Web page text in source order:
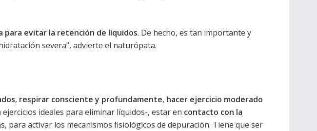
para evitar la retención de líquidos. De hecho, es tan importante y
severa”, advierte el naturópata.
, respirar consciente y profundamente, hacer ejercicio moderado
ideales para eliminar líquidos-, estar en contacto con la
para activar los mecanismos fisiológicos de depuración. Tiene que ser